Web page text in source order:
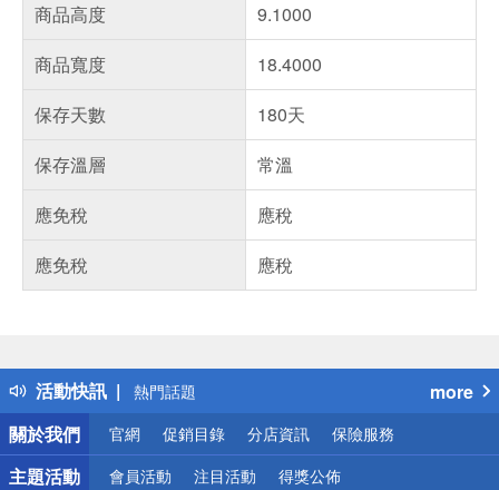
商品高度
9.1000
商品寬度
18.4000
保存天數
180天
保存溫層
常溫
應免稅
應稅
應免稅
應稅
活動快訊
得獎公告
熱門話題
銀行優惠
偏遠地區配送
詐騙網頁！請小心！
more
關於我們
官網 促銷目錄 分店資訊 保險服務
主題活動 會員活動 注目活動 得獎公佈